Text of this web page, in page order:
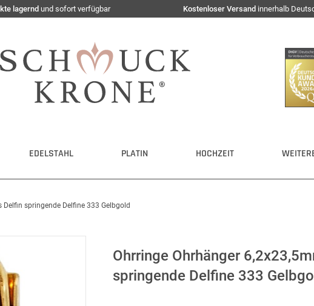
lagernd und sofort verfügbar Kostenloser Versand innerhalb
EDELSTAHL PLATIN HOCHZEIT
springende Delfine 333 Gelbgold
Ohrringe Ohrhänger
springende Delfine 333